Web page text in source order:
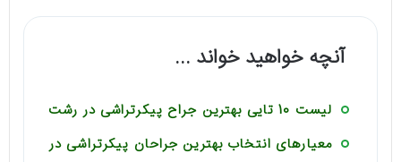
آنچه خواهید خواند ...
لیست 10 تایی بهترین جراح پیکرتراشی در رشت
معیارهای انتخاب بهترین جراحان پیکرتراشی در